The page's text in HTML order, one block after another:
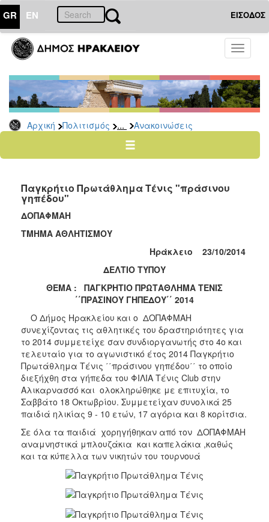
GR EN ΕΙΣΟΔΟΣ
Toggle
Αρχική Πολιτισμός ... Ανακοινώσεις
ΠΟΛΙΤΙΣΜΟΣ
Ποδήλατα
ΤΟΠΟΣ
ΔΗΜΟΣ
ΠΟΛΗ
Παγκρήτιο Πρωτάθλημα Τένις "πράσινου
γηπέδου"
ΔΟΠΑΦΜΑΗ
ΤΜΗΜΑ ΑΘΛΗΤΙΣΜΟΥ
Ηράκλειο 23/10/2014
ΔΕΛΤΙΟ ΤΥΠΟΥ
ΘΕΜΑ : ΠΑΓΚΡΗΤΙΟ ΠΡΩΤΑΘΛΗΜΑ ΤΕΝΙΣ
΄΄ΠΡΑΣΙΝΟΥ ΓΗΠΕΔΟΥ΄΄ 2014
Ο Δήμος Ηρακλείου και ο ΔΟΠΑΦΜΑΗ
συνεχίζοντας τις αθλητικές του δραστηριότητες για
το 2014 συμμετείχε σαν συνδιοργανωτής στο 4ο και
τελευταίο για το αγωνιστικό έτος 2014 Παγκρήτιο
Πρωτάθλημα Τένις ΄΄πράσινου γηπέδου΄΄ το οποίο
διεξήχθη στα γήπεδα του ΦΙΛΙΑ Τένις Club στην
Αλικαρνασσό και ολοκληρώθηκε με επιτυχία, το
Σαββάτο 18 Οκτωβρίου. Συμμετείχαν συνολικά 25
παιδιά ηλικίας 9 - 10 ετών, 17 αγόρια και 8 κορίτσια.
Σε όλα τα παιδιά χορηγήθηκαν από τον ΔΟΠΑΦΜΑΗ
αναμνηστικά μπλουζάκια και καπελάκια ,καθώς
και τα κύπελλα των νικητών του τουρνουά